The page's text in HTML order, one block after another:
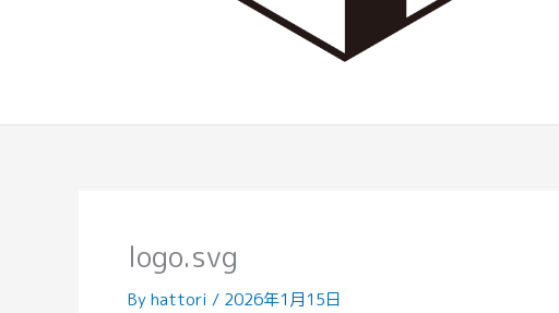
logo.svg
Byhattori / 2026年1月15日